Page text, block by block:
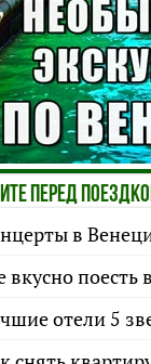
перед
в
вкусно поесть
отели 5